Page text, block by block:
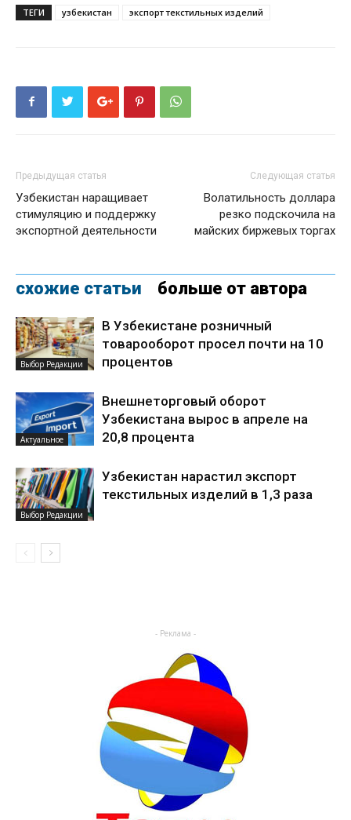
ТЕГИ узбекистан экспорт текстильных изделий
Предыдущая статья
Узбекистан наращивает
стимуляцию и поддержку
экспортной деятельности
Следующая статья
Волатильность доллара
резко подскочила на
майских биржевых торгах
схожие статьи больше от автора
Выбор Редакции
В Узбекистане розничный
товарооборот просел почти на 10
процентов
Актуальное
Внешнеторговый оборот
Узбекистана вырос в апреле на
20,8 процента
Выбор Редакции
Узбекистан нарастил экспорт
текстильных изделий в 1,3 раза
- Реклама -